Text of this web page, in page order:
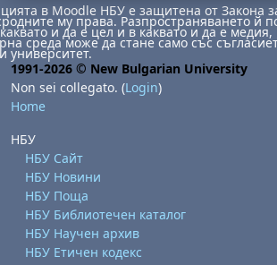
в Moodle НБУ е защитена от Закона
му права. Разпространяването й
и да е цел и в каквато и да е медия,
среда може да стане само със
университет.
1991-2026 © New Bulgarian University
Non sei collegato. (Login)
Home
НБУ
НБУ Сайт
НБУ Новини
НБУ Поща
НБУ Библиотечен каталог
НБУ Научен архив
НБУ Етичен кодекс